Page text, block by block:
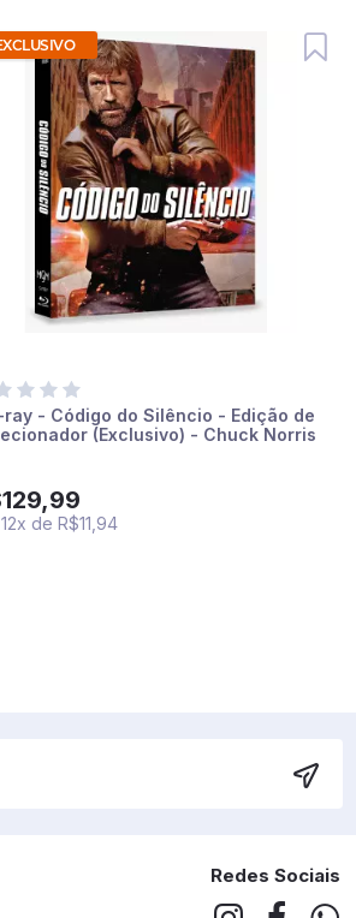
ray - Código do Silêncio - Edição de
(Exclusivo) - Chuck Norris
12x de R$11,94
Redes Sociais